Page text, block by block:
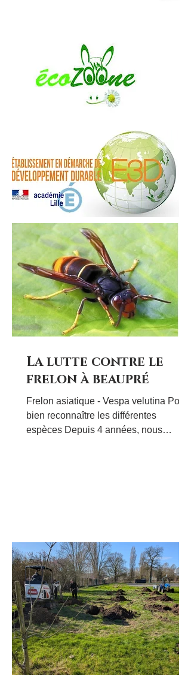
La lutte contre le
frelon à beaupré
Frelon asiatique - Vespa velutina Pour
bien reconnaître les différentes
espèces Depuis 4 années, nous
place dans les alvéoles. Ce nid a été
éventré suite à l'intervention des
pompiers. Les larves n'étant plus
nourries par